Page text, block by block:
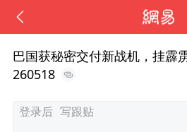
巴国获秘密交付新战机，挂霹
260518